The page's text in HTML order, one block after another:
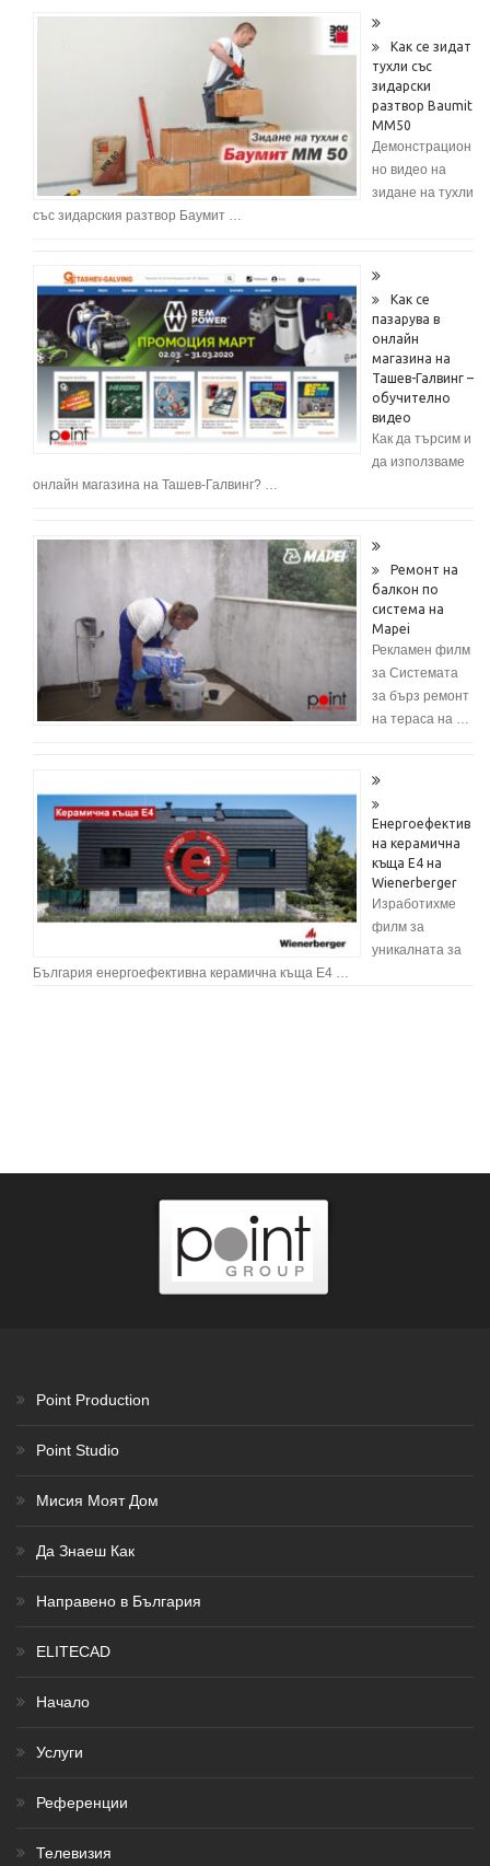
Как се зидат
тухли със
зидарски
разтвор Baumit
MM50
Демонстрацион
но видео на
зидане на тухли
със зидарския разтвор Баумит …
Как се
пазарува в
онлайн
магазина на
Ташев-Галвинг –
обучително
видео
Как да търсим и
да използваме
онлайн магазина на Ташев-Галвинг? …
Ремонт на
балкон по
система на
Mapei
Рекламен филм
за Системата
за бърз ремонт
на тераса на …
Енергоефектив
на керамична
къща E4 на
Wienerberger
Изработихме
филм за
уникалната за
България енергоефективна керамична къща E4 …
Point Production
Point Studio
Мисия Моят Дом
Да Знаеш Как
Направено в България
ELITECAD
Начало
Услуги
Референции
Телевизия